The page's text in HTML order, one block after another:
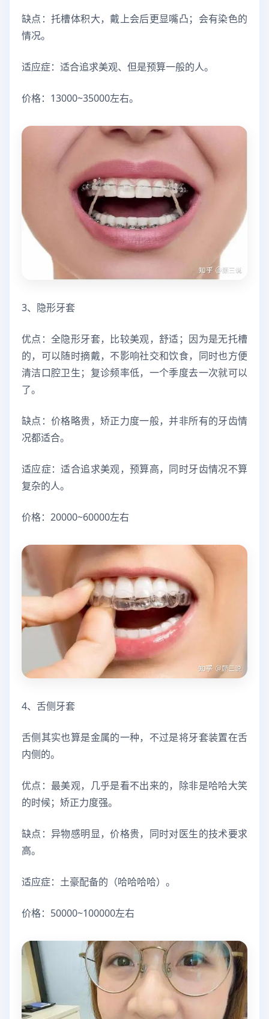
缺点：托槽体积大，戴上会后更显嘴凸；会有染色的
情况。
适应症：适合追求美观、但是预算一般的人。
价格：13000~35000左右。
3、隐形牙套
优点：全隐形牙套，比较美观，舒适；因为是无托槽
的，可以随时摘戴，不影响社交和饮食，同时也方便
清洁口腔卫生；复诊频率低，一个季度去一次就可以
了。
缺点：价格略贵，矫正力度一般，并非所有的牙齿情
况都适合。
适应症：适合追求美观，预算高，同时牙齿情况不算
复杂的人。
价格：20000~60000左右
4、舌侧牙套
舌侧其实也算是金属的一种，不过是将牙套装置在舌
内侧的。
优点：最美观，几乎是看不出来的，除非是哈哈大笑
的时候；矫正力度强。
缺点：异物感明显，价格贵，同时对医生的技术要求
高。
适应症：土豪配备的（哈哈哈哈）。
价格：50000~100000左右